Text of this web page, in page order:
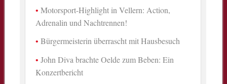
Motorsport-Highlight in Vellern: Action,
Adrenalin und Nachtrennen!
Bürgermeisterin überrascht mit Hausbesuch
John Diva brachte Oelde zum Beben: Ein
Konzertbericht